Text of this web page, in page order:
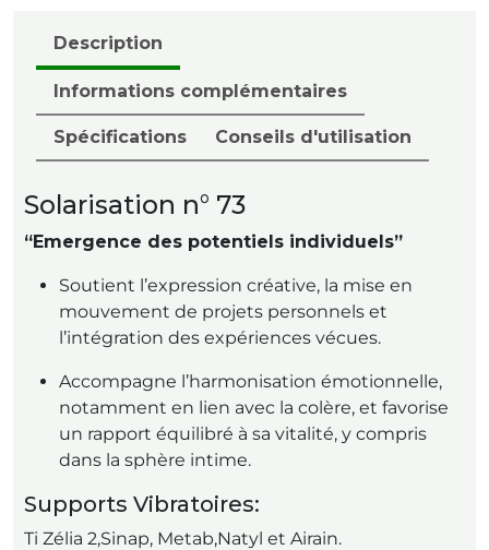
Description
Informations complémentaires
Spécifications Conseils d'utilisation
Solarisation n° 73
“Emergence des potentiels individuels”
Soutient l’expression créative, la mise en
mouvement de projets personnels et
l’intégration des expériences vécues.
Accompagne l’harmonisation émotionnelle,
notamment en lien avec la colère, et favorise
un rapport équilibré à sa vitalité, y compris
dans la sphère intime.
Supports Vibratoires:
Ti Zélia 2,Sinap, Metab,Natyl et Airain.